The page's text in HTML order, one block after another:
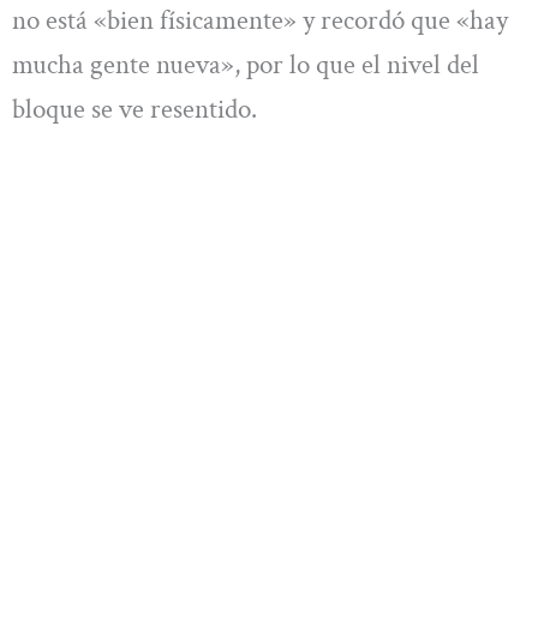
no está «bien físicamente» y recordó que «hay
mucha gente nueva», por lo que el nivel del
bloque se ve resentido.